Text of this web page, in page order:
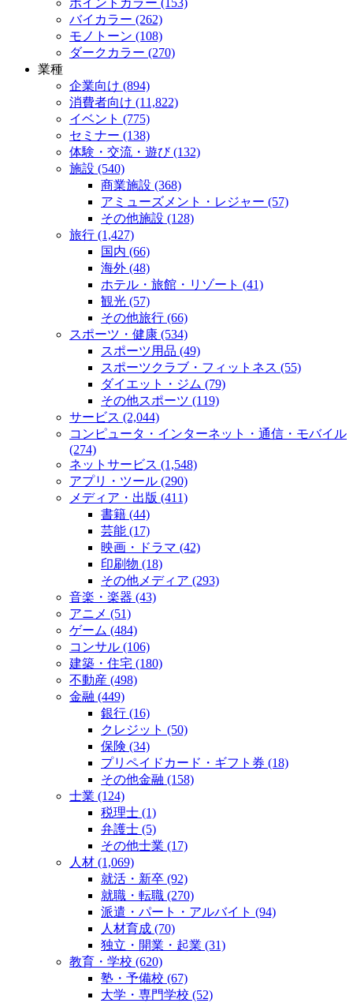
バイカラー (262)
モノトーン (108)
ダークカラー (270)
業種
企業向け (894)
消費者向け (11,822)
イベント (775)
セミナー (138)
体験・交流・遊び (132)
施設 (540)
商業施設 (368)
アミューズメント・レジャー (57)
その他施設 (128)
旅行 (1,427)
国内 (66)
海外 (48)
ホテル・旅館・リゾート (41)
観光 (57)
その他旅行 (66)
スポーツ・健康 (534)
スポーツ用品 (49)
スポーツクラブ・フィットネス (55)
ダイエット・ジム (79)
その他スポーツ (119)
サービス (2,044)
コンピュータ・インターネット・通信・モバイル
(274)
ネットサービス (1,548)
アプリ・ツール (290)
メディア・出版 (411)
書籍 (44)
芸能 (17)
映画・ドラマ (42)
印刷物 (18)
その他メディア (293)
音楽・楽器 (43)
アニメ (51)
ゲーム (484)
コンサル (106)
建築・住宅 (180)
不動産 (498)
金融 (449)
銀行 (16)
クレジット (50)
保険 (34)
プリペイドカード・ギフト券 (18)
その他金融 (158)
士業 (124)
税理士 (1)
弁護士 (5)
その他士業 (17)
人材 (1,069)
就活・新卒 (92)
就職・転職 (270)
派遣・パート・アルバイト (94)
人材育成 (70)
独立・開業・起業 (31)
教育・学校 (620)
塾・予備校 (67)
大学・専門学校 (52)